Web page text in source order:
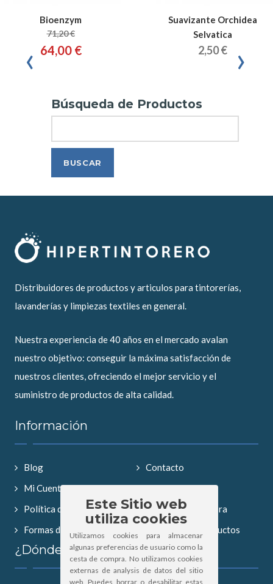
Bioenzym
71,20 €
64,00 €
Suavizante Orchidea
Selvatica
2,50 €
‹ ›
Búsqueda de Productos
Distribuidores de productos y articulos para tintorerías,
lavanderías y limpiezas textiles en general.
Nuestra experiencia de 40 años en el mercado avalan
nuestro objetivo: conseguir la máxima satisfacción de
nuestros clientes, ofreciendo el mejor servicio y el
suministro de productos de alta calidad.
Información
Blog
Contacto
Mi Cuenta
Aviso Legal
Política de Privacidad
Condiciones compra
Formas de Pago
Búsqueda de productos
¿Dónde Estamos?
Este Sitio web
utiliza cookies
Utilizamos cookies para almacenar
algunas preferencias de usuario como la
cesta de compra. No utilizamos cookies
externas de analysis de datos del sitio
web. Puedes borrar o desabilitar estas